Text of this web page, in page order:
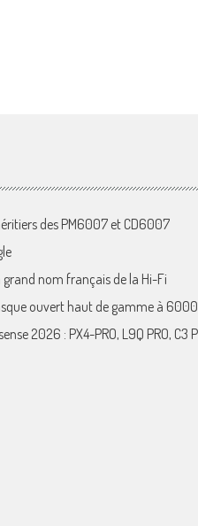
des PM6007 et CD6007
grand nom français de la Hi-Fi
ouvert haut de gamme à
2026 : PX4-PRO, L9Q PRO, C3